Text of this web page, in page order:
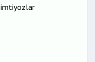
imtiyozlar